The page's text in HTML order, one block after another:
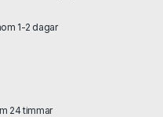
1-2 dagar
24 timmar